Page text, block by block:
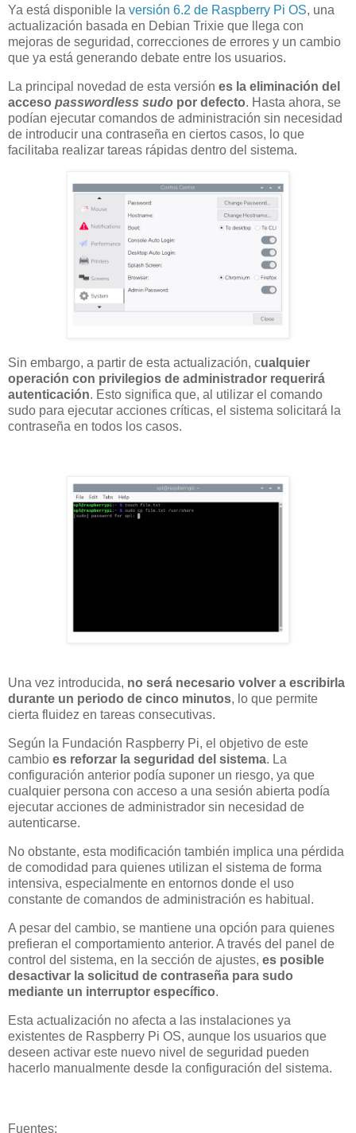
Ya está disponible la versión 6.2 de Raspberry Pi OS, una
actualización basada en Debian Trixie que llega con
mejoras de seguridad, correcciones de errores y un cambio
que ya está generando debate entre los usuarios.
La principal novedad de esta versión es la eliminación del
acceso passwordless sudo por defecto. Hasta ahora, se
podían ejecutar comandos de administración sin necesidad
de introducir una contraseña en ciertos casos, lo que
facilitaba realizar tareas rápidas dentro del sistema.
Sin embargo, a partir de esta actualización, cualquier
operación con privilegios de administrador requerirá
autenticación. Esto significa que, al utilizar el comando
sudo para ejecutar acciones críticas, el sistema solicitará la
contraseña en todos los casos.
Una vez introducida, no será necesario volver a escribirla
durante un periodo de cinco minutos, lo que permite
cierta fluidez en tareas consecutivas.
Según la Fundación Raspberry Pi, el objetivo de este
cambio es reforzar la seguridad del sistema. La
configuración anterior podía suponer un riesgo, ya que
cualquier persona con acceso a una sesión abierta podía
ejecutar acciones de administrador sin necesidad de
autenticarse.
No obstante, esta modificación también implica una pérdida
de comodidad para quienes utilizan el sistema de forma
intensiva, especialmente en entornos donde el uso
constante de comandos de administración es habitual.
A pesar del cambio, se mantiene una opción para quienes
prefieran el comportamiento anterior. A través del panel de
control del sistema, en la sección de ajustes, es posible
desactivar la solicitud de contraseña para sudo
mediante un interruptor específico.
Esta actualización no afecta a las instalaciones ya
existentes de Raspberry Pi OS, aunque los usuarios que
deseen activar este nuevo nivel de seguridad pueden
hacerlo manualmente desde la configuración del sistema.
Fuentes: